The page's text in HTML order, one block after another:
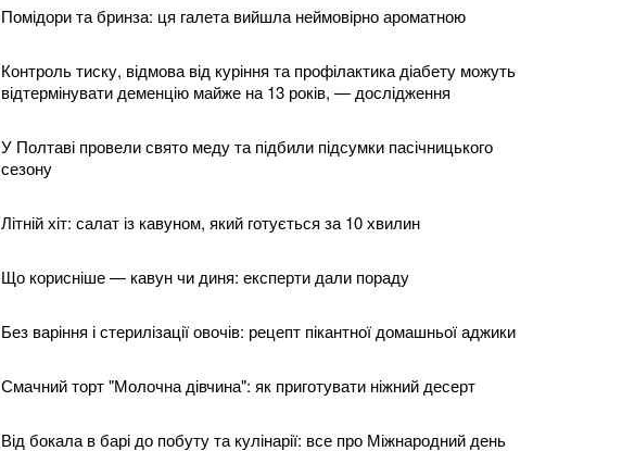
Помідори та бринза: ця галета вийшла неймовірно ароматною
Контроль тиску, відмова від куріння та профілактика діабету можуть
відтермінувати деменцію майже на 13 років, — дослідження
У Полтаві провели свято меду та підбили підсумки пасічницького
сезону
Літній хіт: салат із кавуном, який готується за 10 хвилин
Що корисніше — кавун чи диня: експерти дали пораду
Без варіння і стерилізації овочів: рецепт пікантної домашньої аджики
Смачний торт "Молочна дівчина": як приготувати ніжний десерт
Від бокала в барі до побуту та кулінарії: все про Міжнародний день